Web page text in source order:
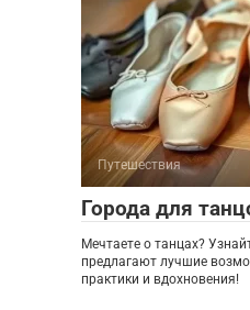
Путешествия
Города для
Мечтаете о танцах?
предлагают лучшие
практики и вдохновения!